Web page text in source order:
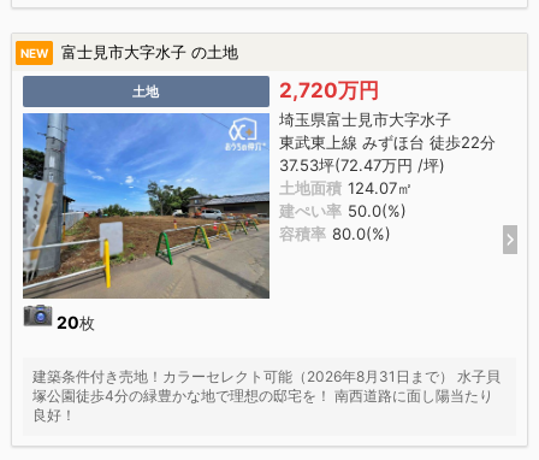
NEW 富士見市大字水子 の土地
土地
20枚
2,720万円
埼玉県富士見市大字水子
東武東上線 みずほ台 徒歩22分
37.53坪(72.47万円 /坪)
土地面積 124.07㎡
建ぺい率 50.0(%)
容積率 80.0(%)
建築条件付き売地！カラーセレクト可能（2026年8月31日まで） 水子貝
塚公園徒歩4分の緑豊かな地で理想の邸宅を！ 南西道路に面し陽当たり
良好！